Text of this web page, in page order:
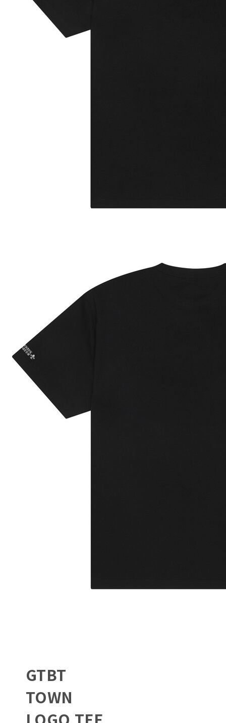
GTBT
TOWN